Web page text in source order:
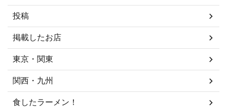
投稿
掲載したお店
東京・関東
関西・九州
食したラーメン！